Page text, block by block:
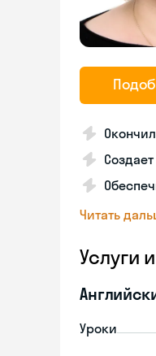
Читать
Услуги
Уроки